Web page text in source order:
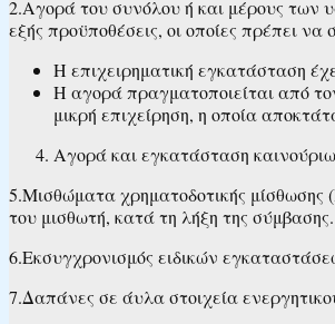
2.Αγορά του συνόλου ή και μέρους των
εξής προϋποθέσεις, οι οποίες πρέπει
H επιχειρηματική εγκατάσταση
H αγορά πραγματοποιείται από
μικρή επιχείρηση, η οποία
Αγορά και εγκατάσταση
5.Μισθώματα χρηματοδοτικής μίσθωσης
του μισθωτή, κατά τη λήξη της σύμβασης.
6.Εκσυγχρονισμός ειδικών
7.Δαπάνες σε άυλα στοιχεία